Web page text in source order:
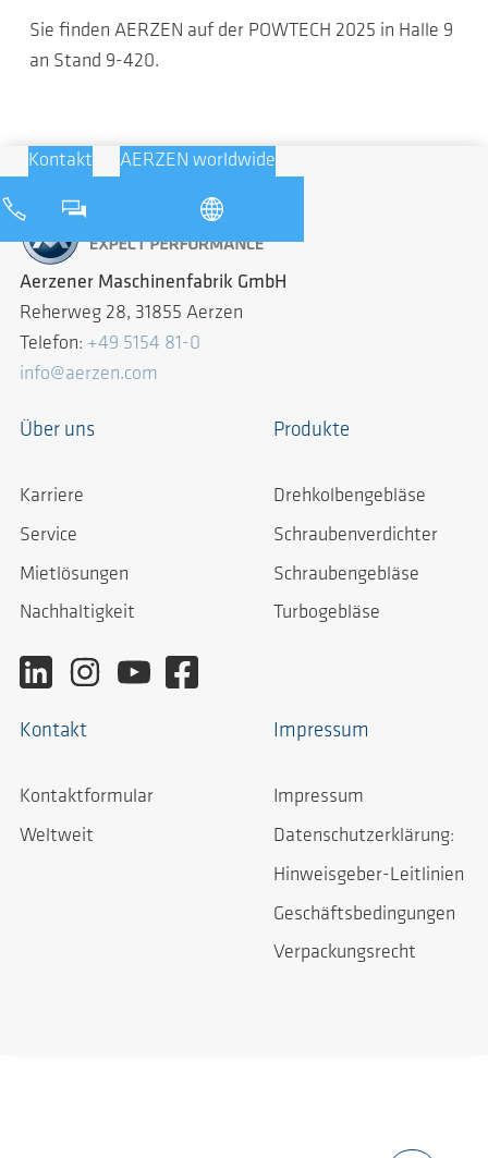
Sie finden AERZEN auf der POWTECH 2025 in Halle 9
an Stand 9-420.
Kontakt AERZEN worldwide
Aerzener Maschinenfabrik GmbH
Reherweg 28, 31855 Aerzen
Telefon: +49 5154 81-0
info@aerzen.com
Über uns
Karriere
Service
Mietlösungen
Nachhaltigkeit
Produkte
Drehkolbengebläse
Schraubenverdichter
Schraubengebläse
Turbogebläse
Kontakt
Kontaktformular
Weltweit
Impressum
Impressum
Datenschutzerklärung:
Hinweisgeber-Leitlinien
Geschäftsbedingungen
Verpackungsrecht